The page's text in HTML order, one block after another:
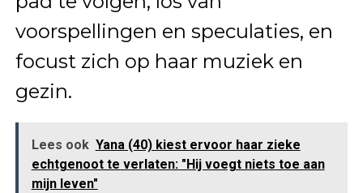
voorspellingen en speculaties, en
focust zich op haar muziek en
gezin.
Lees ook Yana (40) kiest ervoor haar zieke
echtgenoot te verlaten: "Hij voegt niets toe aan
mijn leven"